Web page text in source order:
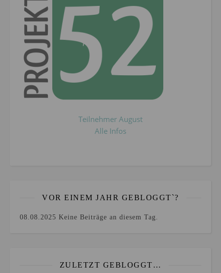
Teilnehmer August
Alle Infos
VOR EINEM JAHR GEBLOGGT`?
08.08.2025 Keine Beiträge an diesem Tag.
ZULETZT GEBLOGGT…